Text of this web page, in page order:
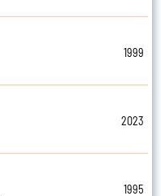
1999
2023
1995